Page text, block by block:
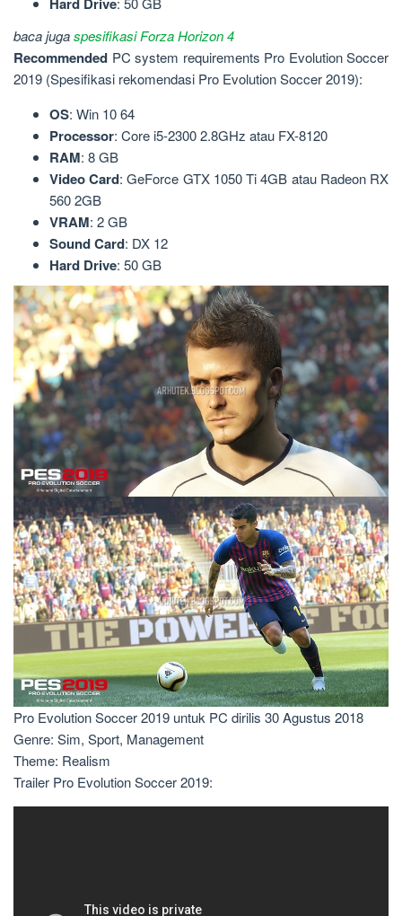
baca jugaspesifikasi Forza Horizon 4
Recommended PC system requirements Pro Evolution Soccer
2019 (Spesifikasi rekomendasi Pro Evolution Soccer 2019):
OS: Win 10 64
Processor: Core i5-2300 2.8GHz atau FX-8120
RAM: 8 GB
VideoCard: GeForce GTX 1050 Ti 4GB atau Radeon RX
560 2GB
VRAM: 2 GB
SoundCard: DX 12
Hard Drive: 50 GB
Pro Evolution Soccer 2019 untuk PC dirilis 30 Agustus 2018
Genre: Sim, Sport, Management
Theme: Realism
Trailer Pro Evolution Soccer 2019: